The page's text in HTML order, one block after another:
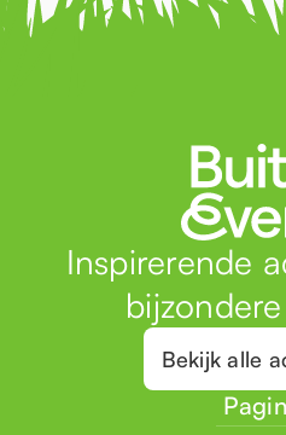
Inspirerende
Bekijk alle